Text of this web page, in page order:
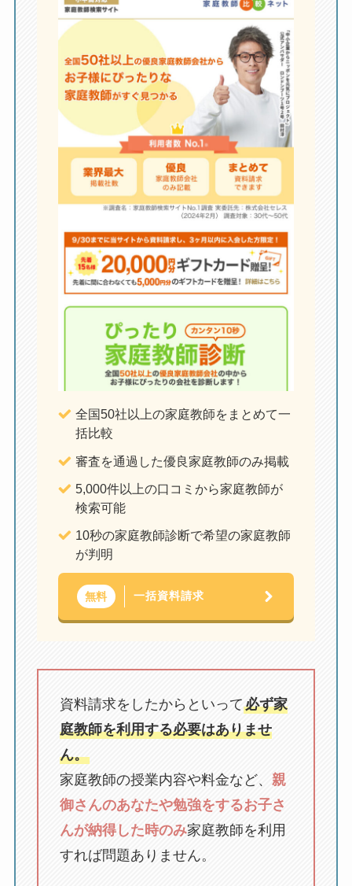
全国50社以上の家庭教師をまとめて一
括比較
審査を通過した優良家庭教師のみ掲載
5,000件以上の口コミから家庭教師が
検索可能
10秒の家庭教師診断で希望の家庭教師
が判明
無料 一括資料請求
資料請求をしたからといって必ず家
庭教師を利用する必要はありませ
ん。
家庭教師の授業内容や料金など、 親
御さんのあなたや勉強をするお子さ
んが納得した時のみ家庭教師を利用
すれば問題ありません。